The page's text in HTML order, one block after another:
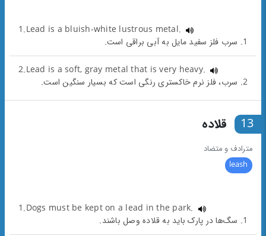
1.Lead is a bluish-white lustrous metal.
1. سرب فلز سفید مایل به آبی براقی است.
2.Lead is a soft, gray metal that is very heavy.
2. سرب، فلز نرم خاکستری رنگی است که بسیار سنگین است.
13 قلاده
مترادف و متضاد
leash
1.Dogs must be kept on a lead in the park.
1. سگ‌ها در پارک باید به قلاده وصل باشند.